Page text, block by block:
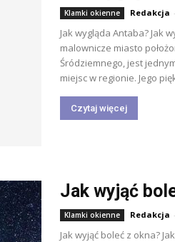
Klamki okienne Redakcja -
Jak wygląda Antaba? Jak
malownicze miasto
Śródziemnego, jest
miejsc w regionie. Jego
Czytaj więcej
Jak wyjąć
Klamki okienne Redakcja -
Jak wyjąć boleć z okna?